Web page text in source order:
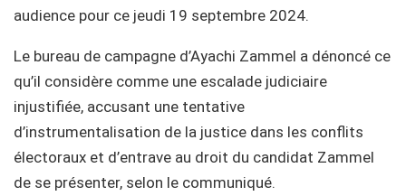
audience pour ce jeudi 19 septembre 2024.
Le bureau de campagne d’Ayachi Zammel a dénoncé ce
qu’il considère comme une escalade judiciaire
injustifiée, accusant une tentative
d’instrumentalisation de la justice dans les conflits
électoraux et d’entrave au droit du candidat Zammel
de se présenter, selon le communiqué.